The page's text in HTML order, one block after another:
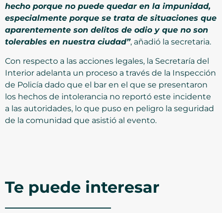
hecho porque no puede quedar en la impunidad,
especialmente porque se trata de situaciones que
aparentemente son delitos de odio y que no son
tolerables en nuestra ciudad”, añadió la secretaria.
Con respecto a las acciones legales, la Secretaría del
Interior adelanta un proceso a través de la Inspección
de Policía dado que el bar en el que se presentaron
los hechos de intolerancia no reportó este incidente
a las autoridades, lo que puso en peligro la seguridad
de la comunidad que asistió al evento.
Te puede interesar